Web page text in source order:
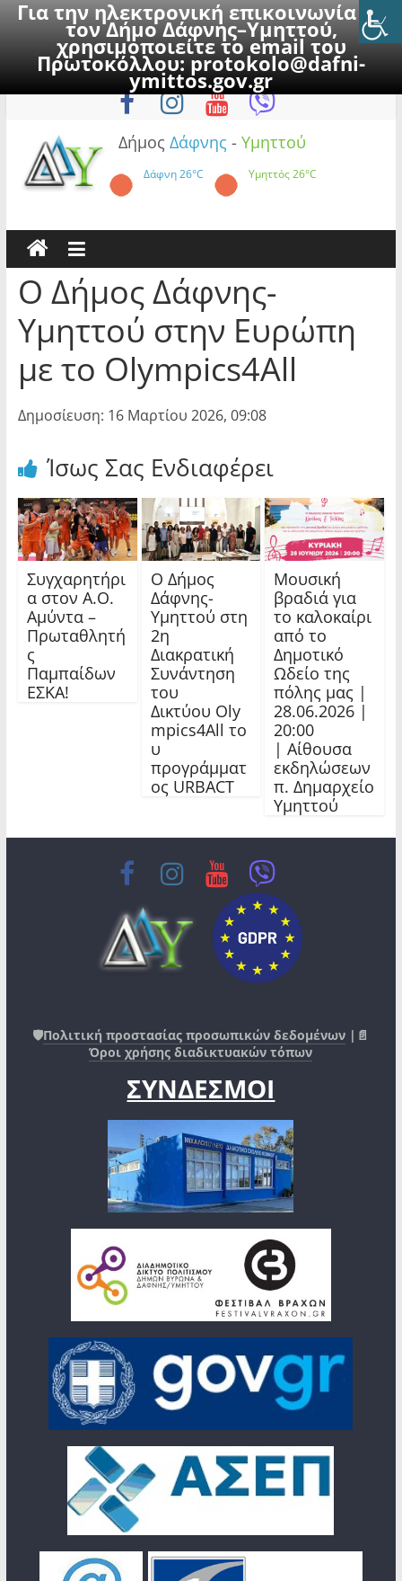
Για την ηλεκτρονική επικοινωνία με
τον Δήμο Δάφνης–Υμηττού,
χρησιμοποιείτε το email του
Πρωτοκόλλου:protokolo@dafni-
ymittos.gov.gr
to
Πέμπτη, 6 Αυγούστου 2026
Δήμος Δάφνης - Υμηττού
Δάφνη26°C Υμηττός26°C
Ο Δήμος Δάφνης-
Υμηττού στην Ευρώπη
με το Olympics4All
Δημοσίευση: 16 Μαρτίου 2026, 09:08
Ίσως Σας Ενδιαφέρει
Συγχαρητήρι
α στον Α.Ο.
Αμύντα –
Πρωταθλητή
ς
Παμπαίδων
ΕΣΚΑ!
Ο Δήμος
Δάφνης-
Υμηττού στη
2η
Διακρατική
Συνάντηση
του
Δικτύου Oly
mpics4All το
υ
προγράμματ
ος URBACT
Μουσική
βραδιά για
το καλοκαίρι
από το
Δημοτικό
Ωδείο της
πόλης μας |
28.06.2026 |
20:00
| Αίθουσα
εκδηλώσεων
π. Δημαρχείο
Υμηττού
🛡️Πολιτική προστασίας προσωπικών δεδομένων |📄
Όροι χρήσης διαδικτυακών τόπων
ΣΥΝΔΕΣΜΟΙ